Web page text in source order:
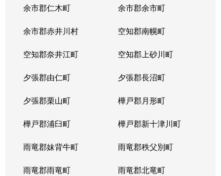
余市郡仁木町 余市郡余市町
余市郡赤井川村 空知郡南幌町
空知郡奈井江町 空知郡上砂川町
夕張郡由仁町 夕張郡長沼町
夕張郡栗山町 樺戸郡月形町
樺戸郡浦臼町 樺戸郡新十津川町
雨竜郡妹背牛町 雨竜郡秩父別町
雨竜郡雨竜町 雨竜郡北竜町